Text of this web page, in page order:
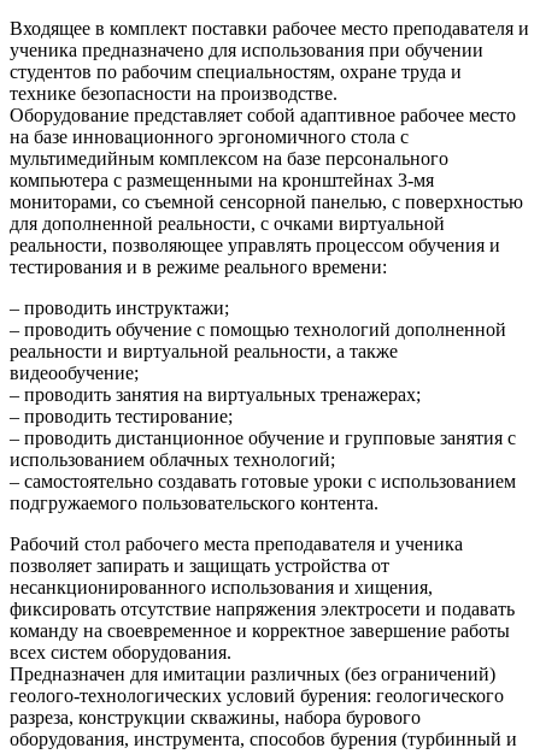
Входящее в комплект поставки рабочее место преподавателя и
ученика предназначено для использования при обучении
студентов по рабочим специальностям, охране труда и
технике безопасности на производстве.
Оборудование представляет собой адаптивное рабочее место
на базе инновационного эргономичного стола с
мультимедийным комплексом на базе персонального
компьютера с размещенными на кронштейнах 3-мя
мониторами, со съемной сенсорной панелью, с поверхностью
для дополненной реальности, с очками виртуальной
реальности, позволяющее управлять процессом обучения и
тестирования и в режиме реального времени:
– проводить инструктажи;
– проводить обучение с помощью технологий дополненной
реальности и виртуальной реальности, а также
видеообучение;
– проводить занятия на виртуальных тренажерах;
– проводить тестирование;
– проводить дистанционное обучение и групповые занятия с
использованием облачных технологий;
– самостоятельно создавать готовые уроки с использованием
подгружаемого пользовательского контента.
Рабочий стол рабочего места преподавателя и ученика
позволяет запирать и защищать устройства от
несанкционированного использования и хищения,
фиксировать отсутствие напряжения электросети и подавать
команду на своевременное и корректное завершение работы
всех систем оборудования.
Предназначен для имитации различных (без ограничений)
геолого-технологических условий бурения: геологического
разреза, конструкции скважины, набора бурового
оборудования, инструмента, способов бурения (турбинный и